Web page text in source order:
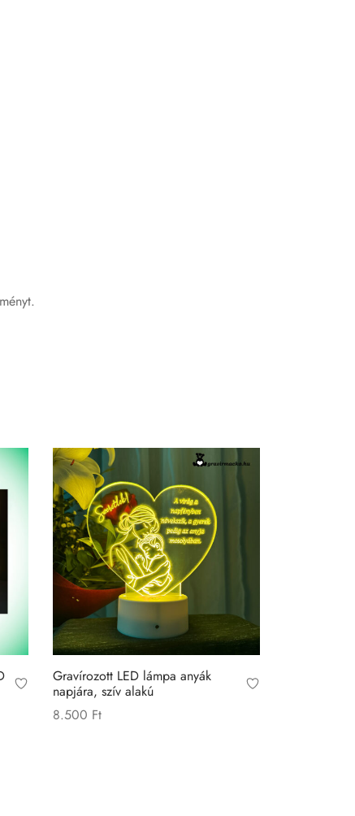
Gravírozott LED lámpa anyák
napjára, szív alakú
8.500 Ft